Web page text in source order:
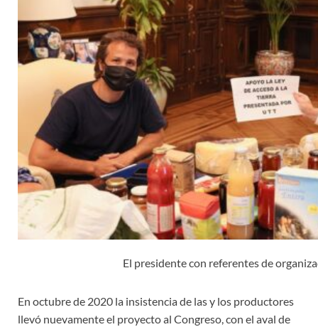
El presidente con referentes de
En octubre de 2020 la insistencia de las y los productores
llevó nuevamente el proyecto al Congreso, con el aval de